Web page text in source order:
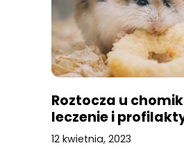
Roztocza u
leczenie i
12 kwietnia, 2023